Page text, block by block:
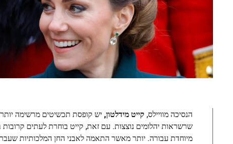
הנסיכה מוויילס, קייט מידלטון, יש קופסת תכשיטים מרשימה יותר
שרשראות יהלומים נוצצות. עם זאת, קייט בוחרת לעתים
מיוחדת עבורה. יותר מאשר התאמה לאבני החן המלכותיות